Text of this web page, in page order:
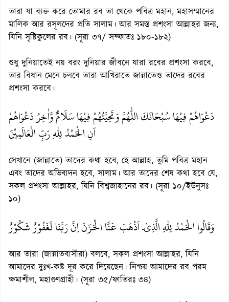
তারা যা ব্যক্ত করে তোমার রব তা থেকে পবিত্র মহান, মহাসম্মানের
মালিক আর রসূলদের প্রতি সালাম। আর সমস্ত প্রশংসা আল্লাহর জন্য,
যিনি সৃষ্টিকুলের রব। (সূরা ৩৭/ সফ্ফাতঃ ১৮০-১৮২)
শুধু দুনিয়াতেই নয় বরং দুনিয়ার জীবনে যারা রবের প্রশংসা করবে,
তার বিধান মেনে চলবে তারা আখিরাতে জান্নাতেও তাদের রবের
প্রশংসা করবে।
دَعْوَاهُمْ فِيْهَا سُبْحَانَكَ اللّٰهُمَّ وَتَحِيَّتُهُمْ فِيْهَا سَلَامٌۚ وَّاٰخِرُ دَعْوَاهُمْ
اَنِ الْحَمْدُ لِلّٰهِ رَبِّ الْعَالَمِيْنَ
সেখানে (জান্নাতে) তাদের কথা হবে, হে আল্লাহ, তুমি পবিত্র মহান
এবং তাদের অভিবাদন হবে, সালাম। আর তাদের শেষ কথা হবে যে,
সকল প্রশংসা আল্লাহর, যিনি বিশ্বজাহানের রব। (সূরা ১০/ইউনুসঃ
১০)
وَقَالُوا الْحَمْدُ لِلّٰهِ الَّذِيْۤ اَذْهَبَ عَنَّا الْحَزَنَ اِنَّ رَبَّنَا لَغَفُوْرٌ شَكُوْرٌ
আর তারা (জান্নাতবাসীরা) বলবে, সকল প্রশংসা আল্লাহর, যিনি
আমাদের দুঃখ-কষ্ট দূর করে দিয়েছেন। নিশ্চয় আমাদের রব পরম
ক্ষমাশীল, মহাগুণগ্রাহী। (সূরা ৩৫/ফাতিরঃ ৩৪)